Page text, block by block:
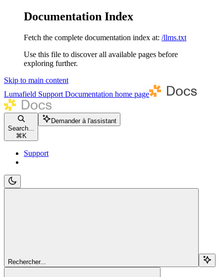
Documentation Index
Fetch the complete documentation index at: /llms.txt
Use this file to discover all available pages before
exploring further.
Skip to main content
Lumafield Support Documentation home page
Search...
⌘ K
Demander à l'assistant
Support
Rechercher...